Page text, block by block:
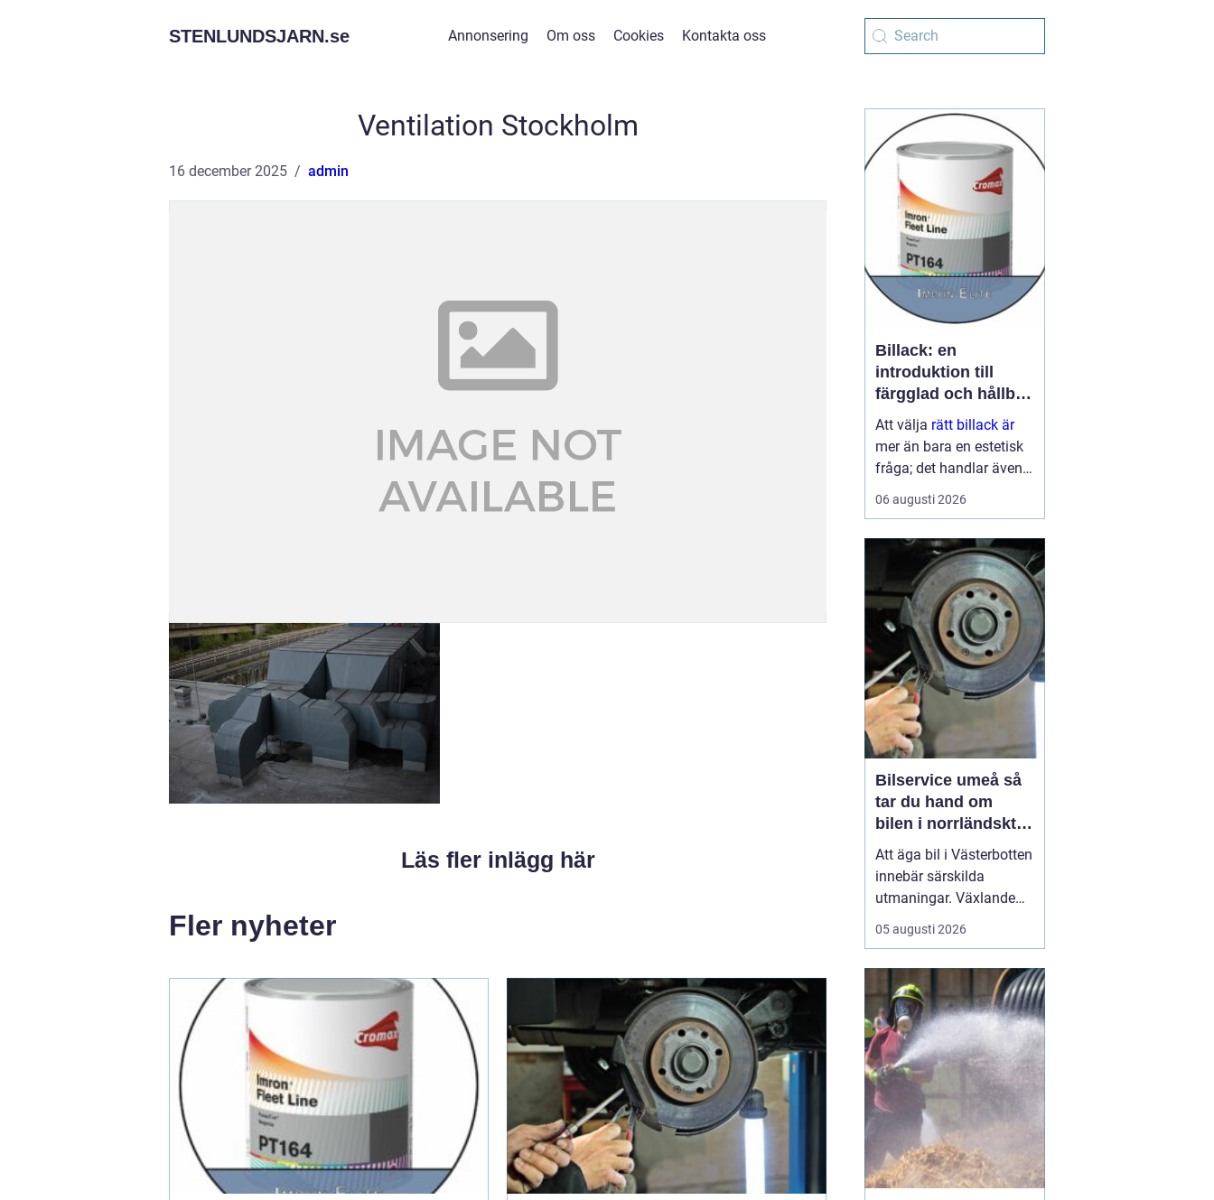
STENLUNDSJARN.se Annonsering Om oss Cookies Kontakta oss
Ventilation Stockholm
16 december 2025 admin
Läs fler inlägg här
Fler nyheter
Billack: en
introduktion till
färgglad och hållbar
ytbehandling
Att välja rätt billack är
mer än bara en estetisk
fråga; det handlar även
om funktion och
hållbarhet. Bilens lack är
skyddar karos...
06 augusti 2026
Bilservice umeå så
tar du hand om
bilen i norrländskt
klimat
Att äga bil i Västerbotten
innebär särskilda
utmaningar. Växlande
temperaturer, vägsalt,
grus, snöslask och långa
både lack, underrede och
teknik. Många bilägare
söker därför
05 augusti 2026